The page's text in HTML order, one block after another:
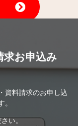
求お申込み
資料請求のお申し込
い。